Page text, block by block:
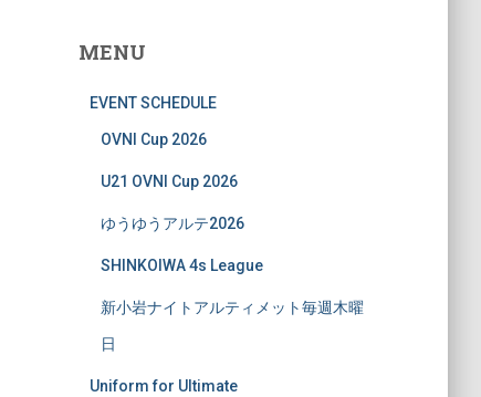
MENU
EVENT SCHEDULE
OVNI Cup 2026
U21 OVNI Cup 2026
ゆうゆうアルテ2026
SHINKOIWA 4s League
新小岩ナイトアルティメット毎週木曜
日
Uniform for Ultimate